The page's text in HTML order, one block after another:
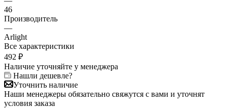
46
Производитель
—
Arlight
Все характеристики
492 ₽
Наличие уточняйте у менеджера
Нашли дешевле?
Уточнить наличие
Наши менеджеры обязательно свяжутся с вами и уточнят
условия заказа